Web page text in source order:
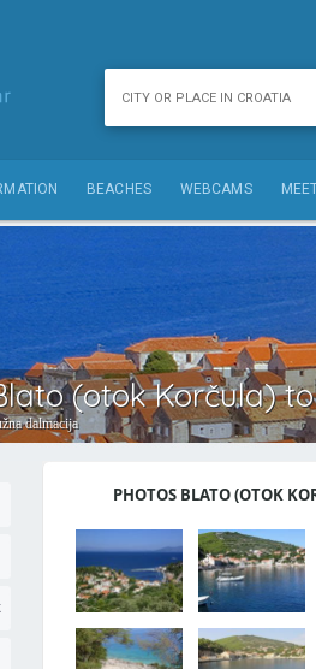
BEACHES WEBCAMS
(otok Korčula)
dalmacija
PHOTOS BLATO (OTOK